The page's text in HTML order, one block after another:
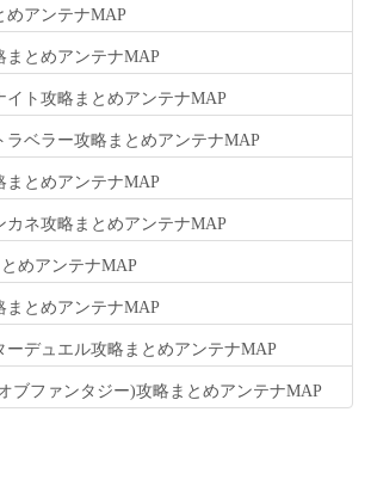
アンテナMAP
とめアンテナMAP
ト攻略まとめアンテナMAP
ベラー攻略まとめアンテナMAP
とめアンテナMAP
ネ攻略まとめアンテナMAP
めアンテナMAP
とめアンテナMAP
デュエル攻略まとめアンテナMAP
ブファンタジー)攻略まとめアンテナMAP